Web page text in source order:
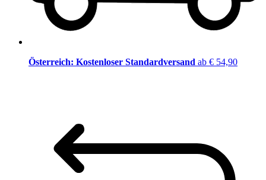
Österreich: Kostenloser Standardversand ab € 54,90